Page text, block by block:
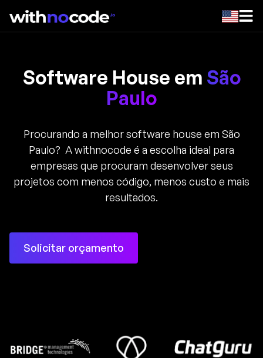
Software House em São
Paulo
Procurando a melhor software house em São
Paulo? A withnocode é a escolha ideal para
empresas que procuram desenvolver seus
projetos com menos código, menos custo e mais
resultados.
Solicitar orçamento